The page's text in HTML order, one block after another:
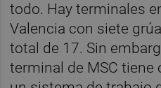
todo. Hay terminales
Valencia con siete
total de 17. Sin
terminal de MSC tiene